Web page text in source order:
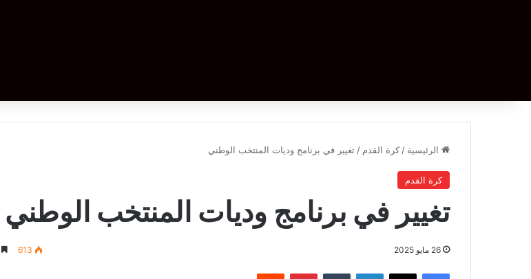
الرئيسية / كرة القدم / تغيير في برنامج وديات المنتخب الوطني
كرة القدم
تغيير في برنامج وديات المنتخب الوطني
26 مايو 2025 613
فيسبوك ‫X لينكدإن بينتيريست